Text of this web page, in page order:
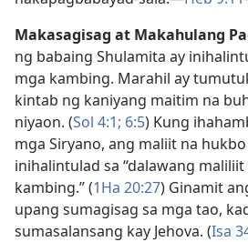
Makasagisag at Makahulang
ng babaing Shulamita ay
mga kambing. Marahil ay
kintab ng kaniyang maitim na
niyaon. (Sol 4:1; 6:5) Kung
mga Siryano, ang maliit na
inihalintulad sa “dalawang
kambing.” (1Ha 20:27) Ginamit
upang sumagisag sa mga tao,
sumasalansang kay Jehova. (Isa